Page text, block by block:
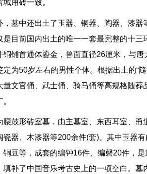
城用砖一致。
，墓中还出土了玉器、铜器、陶器、漆
是目前国内出土的唯一一套最完整的十
铜铺首通体鎏金，兽面直径26厘米，与
定为50岁左右的男性个体。根据出土的“
量文官俑、武士俑、骑马俑等高规格随葬
广。
腰鼓形砖室墓，由主墓室、东西耳室、
瓷器、木漆器等200余件(套)。其中玉器
铜豆等，成套的编钟16件、编磬20件，
填补了中国音乐考古史上的一项空白。